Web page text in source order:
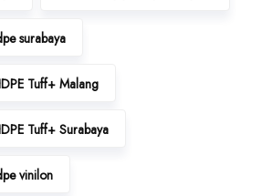
surabaya
Tuff+ Malang
Tuff+ Surabaya
vinilon